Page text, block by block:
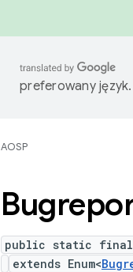
preferowany
AOSP
public static final
extends Enum<